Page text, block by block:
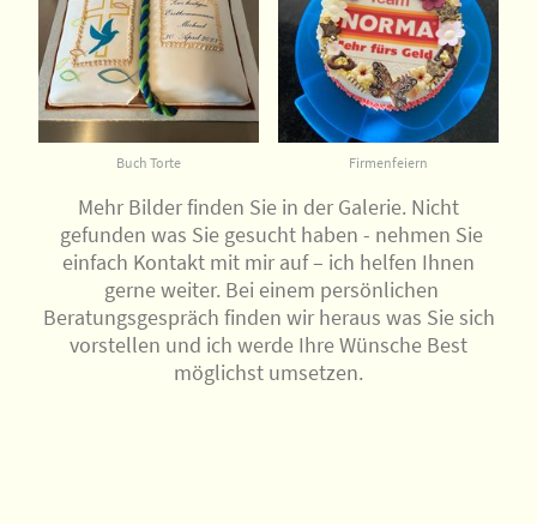
Buch Torte Firmenfeiern
Mehr Bilder finden Sie in der Galerie. Nicht
gefunden was Sie gesucht haben - nehmen Sie
einfach Kontakt mit mir auf – ich helfen Ihnen
gerne weiter. Bei einem persönlichen
Beratungsgespräch finden wir heraus was Sie sich
vorstellen und ich werde Ihre Wünsche Best
möglichst umsetzen.